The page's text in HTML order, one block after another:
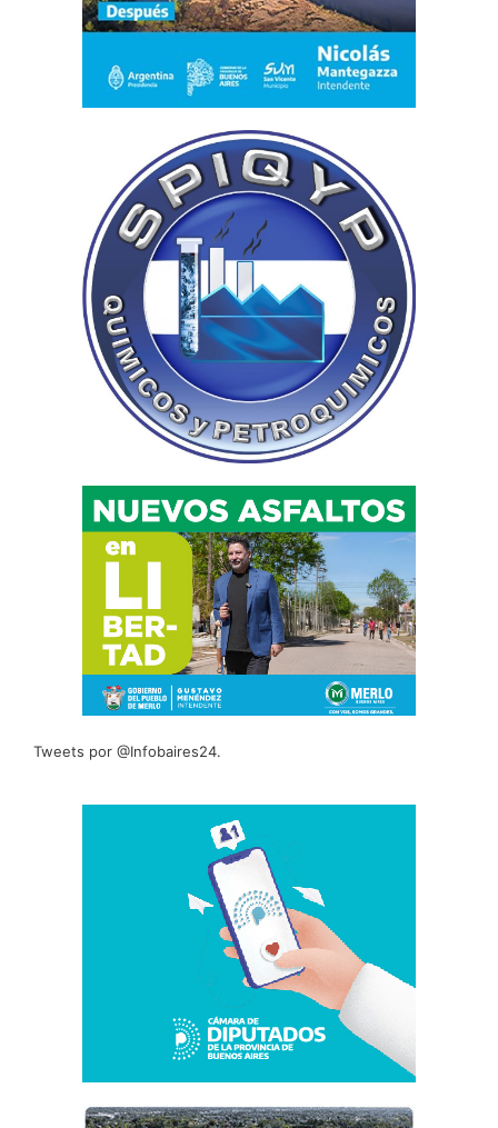
Tweets por @Infobaires24.